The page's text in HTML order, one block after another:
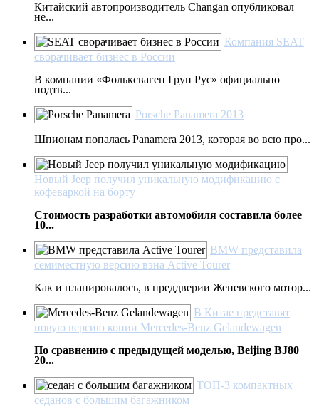
Китайский автопроизводитель Changan опубликовал
не...
Компания SEAT
сворачивает бизнес в России
В компании «Фольксваген Груп Рус» официально
подтв...
Porsche Panamera 2013
Шпионам попалась Panamera 2013, которая во всю про...
Новый Jeep получил уникальную модификацию с
кофеваркой на борту
Стоимость разработки автомобиля составила более
10...
BMW представила
семиместную версию вэна Active Tourer
Как и планировалось, в преддверии Женевского мотор...
В Китае представят
новую версию копии Mercedes-Benz Gelandewagen
По сравнению с предыдущей моделью, Beijing BJ80
20...
ТОП-3 компактных
седанов с большим багажником